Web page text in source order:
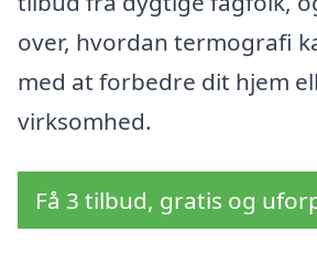
over, hvordan termografi
med at forbedre dit hjem
virksomhed.
Få 3 tilbud, gratis og